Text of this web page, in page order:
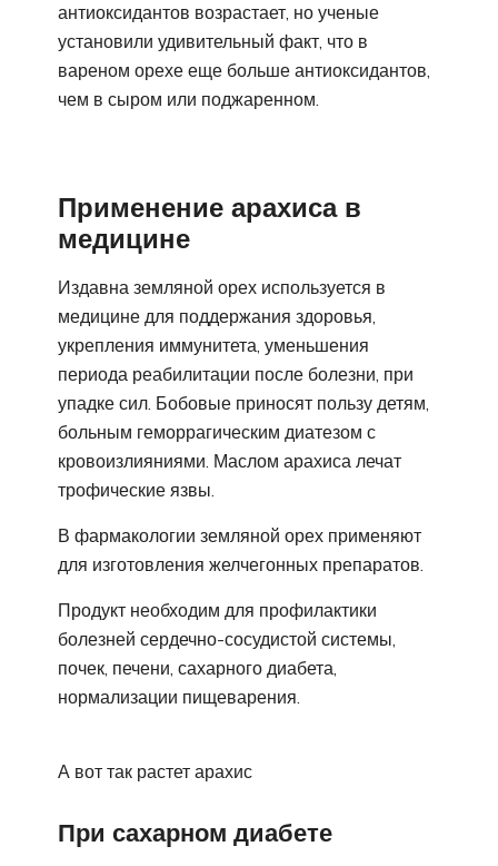
антиоксидантов возрастает, но ученые
установили удивительный факт, что в
вареном орехе еще больше антиоксидантов,
чем в сыром или поджаренном.
Применение арахиса в
медицине
Издавна земляной орех используется в
медицине для поддержания здоровья,
укрепления иммунитета, уменьшения
периода реабилитации после болезни, при
упадке сил. Бобовые приносят пользу детям,
больным геморрагическим диатезом с
кровоизлияниями. Маслом арахиса лечат
трофические язвы.
В фармакологии земляной орех применяют
для изготовления желчегонных препаратов.
Продукт необходим для профилактики
болезней сердечно-сосудистой системы,
почек, печени, сахарного диабета,
нормализации пищеварения.
А вот так растет арахис
При сахарном диабете